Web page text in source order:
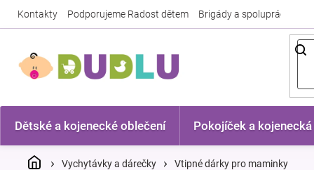
Kontakty Podporujeme Radost dětem Brigády a spolupráce
Dětské a kojenecké oblečení Pokojíček a kojenecká
DomůVychytávky a dárečky Vtipné dárky pro maminky